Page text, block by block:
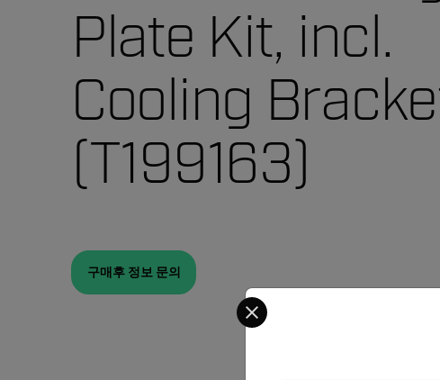
Plate Kit, incl.
Cooling
(T199163)
구매후 정보 문의
Select your preferred